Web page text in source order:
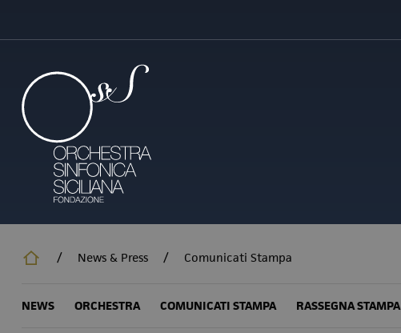
principale
/ News & Press / Comunicati Stampa
NEWS ORCHESTRA COMUNICATI STAMPA RASSEGNA STAMPA